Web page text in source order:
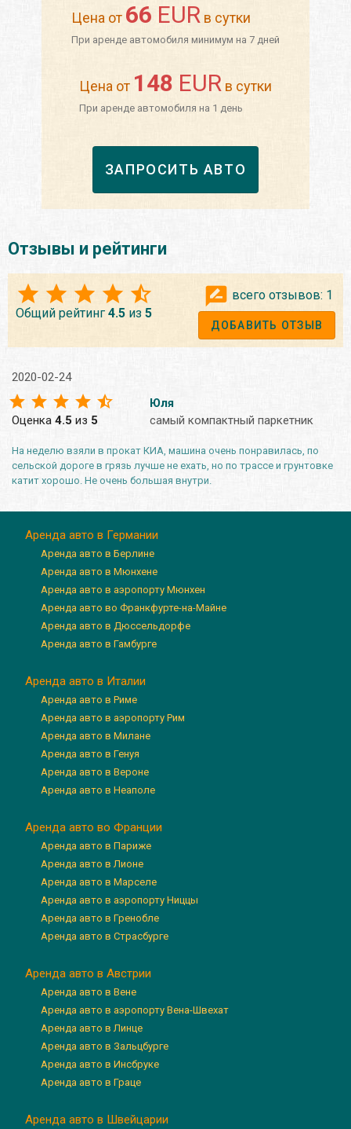
Цена от 66 EUR в сутки
При аренде автомобиля минимум на 7 дней
Цена от 148 EUR в сутки
При аренде автомобиля на 1 день
ЗАПРОСИТЬ АВТО
Отзывы и рейтинги
Общий рейтинг 4.5 из 5
всего отзывов: 1
ДОБАВИТЬ ОТЗЫВ
2020-02-24
Оценка 4.5 из 5
Юля
самый компактный паркетник
На неделю взяли в прокат КИА, машина очень понравилась, по
сельской дороге в грязь лучше не ехать, но по трассе и грунтовке
катит хорошо. Не очень большая внутри.
Аренда авто в Германии
Аренда авто в Берлине
Аренда авто в Мюнхене
Аренда авто в аэропорту Мюнхен
Аренда авто во Франкфурте-на-Майне
Аренда авто в Дюссельдорфе
Аренда авто в Гамбурге
Аренда авто в Италии
Аренда авто в Риме
Аренда авто в аэропорту Рим
Аренда авто в Милане
Аренда авто в Генуя
Аренда авто в Вероне
Аренда авто в Неаполе
Аренда авто во Франции
Аренда авто в Париже
Аренда авто в Лионе
Аренда авто в Марселе
Аренда авто в аэропорту Ниццы
Аренда авто в Гренобле
Аренда авто в Страсбурге
Аренда авто в Австрии
Аренда авто в Вене
Аренда авто в аэропорту Вена-Швехат
Аренда авто в Линце
Аренда авто в Зальцбурге
Аренда авто в Инсбруке
Аренда авто в Граце
Аренда авто в Швейцарии